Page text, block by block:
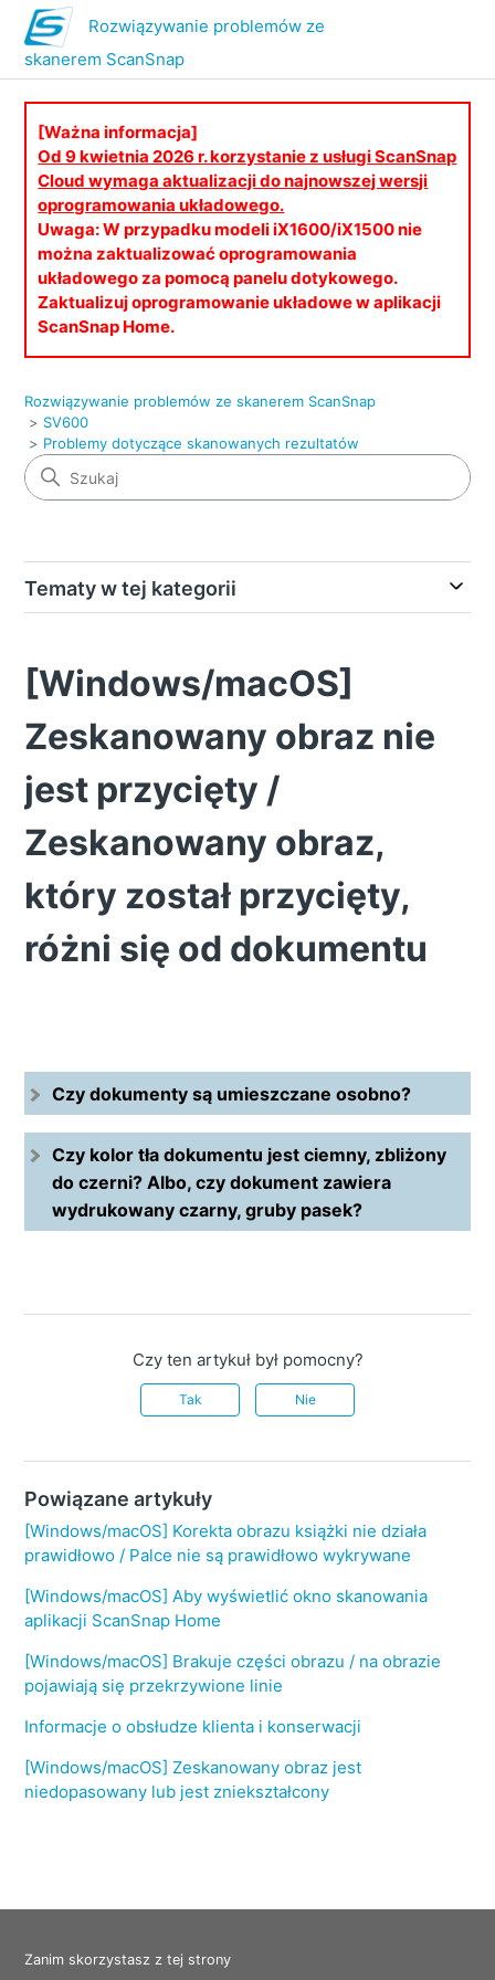
Rozwiązywanie problemów ze
skanerem ScanSnap
[Ważna informacja]
Od 9 kwietnia 2026 r. korzystanie z usługi ScanSnap
Cloud wymaga aktualizacji do najnowszej wersji
oprogramowania układowego.
Uwaga: W przypadku modeli iX1600/iX1500 nie
można zaktualizować oprogramowania
układowego za pomocą panelu dotykowego.
Zaktualizuj oprogramowanie układowe w aplikacji
ScanSnap Home.
Rozwiązywanie problemów ze skanerem ScanSnap
SV600
Problemy dotyczące skanowanych rezultatów
Tematy w tej kategorii
[Windows/macOS]
Zeskanowany obraz nie
jest przycięty /
Zeskanowany obraz,
który został przycięty,
różni się od dokumentu
Czy dokumenty są umieszczane osobno?
Czy kolor tła dokumentu jest ciemny, zbliżony
do czerni? Albo, czy dokument zawiera
wydrukowany czarny, gruby pasek?
Czy ten artykuł był pomocny?
Tak Nie
Powiązane artykuły
[Windows/macOS] Korekta obrazu książki nie działa
prawidłowo / Palce nie są prawidłowo wykrywane
[Windows/macOS] Aby wyświetlić okno skanowania
aplikacji ScanSnap Home
[Windows/macOS] Brakuje części obrazu / na obrazie
pojawiają się przekrzywione linie
Informacje o obsłudze klienta i konserwacji
[Windows/macOS] Zeskanowany obraz jest
niedopasowany lub jest zniekształcony
Zanim skorzystasz z tej strony